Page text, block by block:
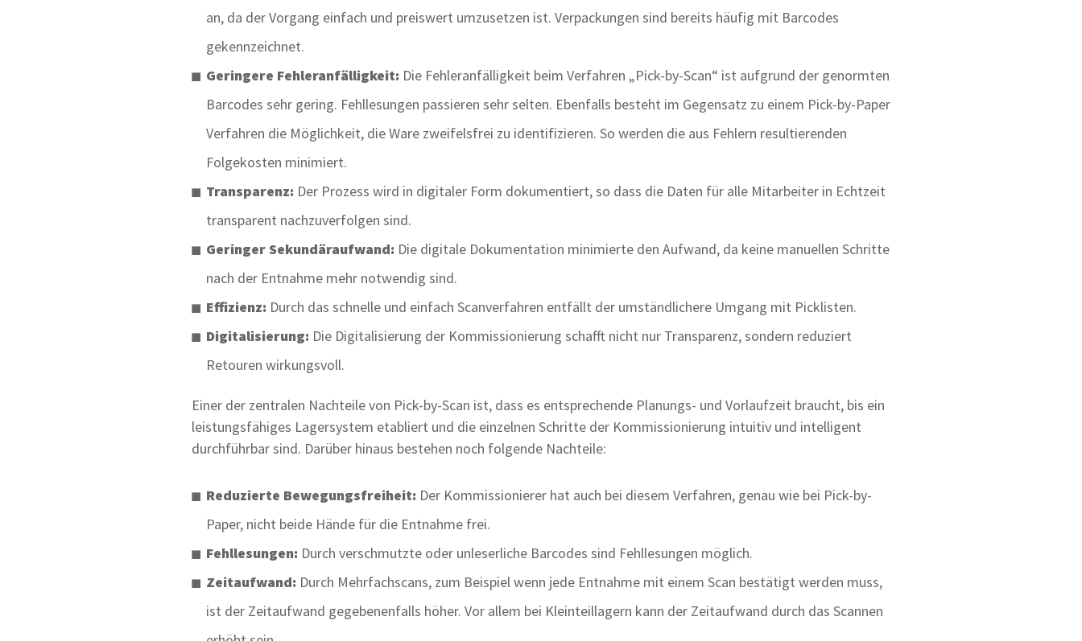
an, da der Vorgang einfach und preiswert umzusetzen ist. Verpackungen sind bereits häufig mit Barcodes
gekennzeichnet.
Geringere Fehleranfälligkeit: Die Fehleranfälligkeit beim Verfahren „Pick-by-Scan“ ist aufgrund der genormten
Barcodes sehr gering. Fehllesungen passieren sehr selten. Ebenfalls besteht im Gegensatz zu einem Pick-by-Paper
Verfahren die Möglichkeit, die Ware zweifelsfrei zu identifizieren. So werden die aus Fehlern resultierenden
Folgekosten minimiert.
Transparenz: Der Prozess wird in digitaler Form dokumentiert, so dass die Daten für alle Mitarbeiter in Echtzeit
transparent nachzuverfolgen sind.
Geringer Sekundäraufwand: Die digitale Dokumentation minimierte den Aufwand, da keine manuellen Schritte
nach der Entnahme mehr notwendig sind.
Effizienz: Durch das schnelle und einfach Scanverfahren entfällt der umständlichere Umgang mit Picklisten.
Digitalisierung: Die Digitalisierung der Kommissionierung schafft nicht nur Transparenz, sondern reduziert
Retouren wirkungsvoll.
Einer der zentralen Nachteile von Pick-by-Scan ist, dass es entsprechende Planungs- und Vorlaufzeit braucht, bis ein
leistungsfähiges Lagersystem etabliert und die einzelnen Schritte der Kommissionierung intuitiv und intelligent
durchführbar sind. Darüber hinaus bestehen noch folgende Nachteile:
Reduzierte Bewegungsfreiheit: Der Kommissionierer hat auch bei diesem Verfahren, genau wie bei Pick-by-
Paper, nicht beide Hände für die Entnahme frei.
Fehllesungen: Durch verschmutzte oder unleserliche Barcodes sind Fehllesungen möglich.
Zeitaufwand: Durch Mehrfachscans, zum Beispiel wenn jede Entnahme mit einem Scan bestätigt werden muss,
ist der Zeitaufwand gegebenenfalls höher. Vor allem bei Kleinteillagern kann der Zeitaufwand durch das Scannen